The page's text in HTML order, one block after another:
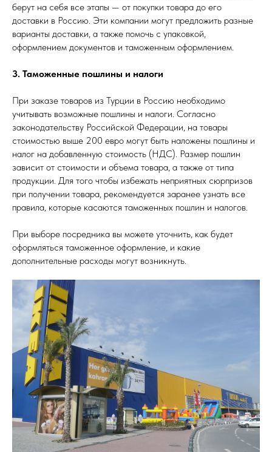
берут на себя все этапы — от покупки товара до его
доставки в Россию. Эти компании могут предложить разные
варианты доставки, а также помочь с упаковкой,
оформлением документов и таможенным оформлением.
3. Таможенные пошлины и налоги
При заказе товаров из Турции в Россию необходимо
учитывать возможные пошлины и налоги. Согласно
законодательству Российской Федерации, на товары
стоимостью выше 200 евро могут быть наложены пошлины и
налог на добавленную стоимость (НДС). Размер пошлин
зависит от стоимости и объема товара, а также от типа
продукции. Для того чтобы избежать неприятных сюрпризов
при получении товара, рекомендуется заранее узнать все
правила, которые касаются таможенных пошлин и налогов.
При выборе посредника вы можете уточнить, как будет
оформляться таможенное оформление, и какие
дополнительные расходы могут возникнуть.